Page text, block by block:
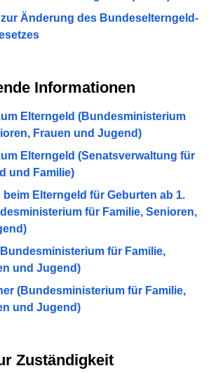
Änderung des Bundeselterngeld-
Informationen
Elterngeld (Bundesministerium
Frauen und Jugend)
Elterngeld (Senatsverwaltung für
und Familie)
beim Elterngeld für Geburten ab 1.
für Familie, Senioren,
für Familie,
und Jugend)
(Bundesministerium für Familie,
und Jugend)
Zuständigkeit